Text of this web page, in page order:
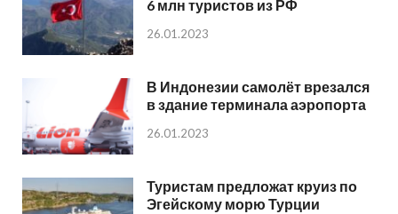
6 млн туристов из РФ
26.01.2023
В Индонезии самолёт врезался
в здание терминала аэропорта
26.01.2023
Туристам предложат круиз по
Эгейскому морю Турции